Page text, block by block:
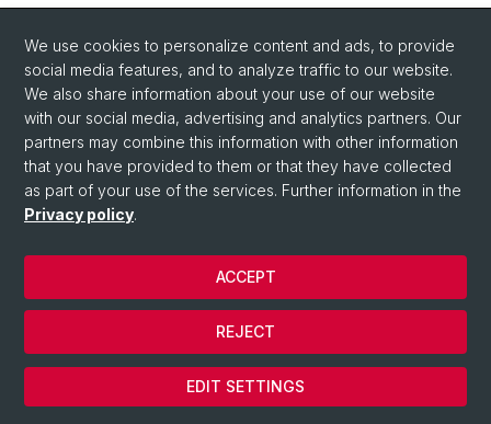
Back
© Università di Basilea
We use cookies to personalize content and ads, to provide
social media features, and to analyze traffic to our website.
We also share information about your use of our website
with our social media, advertising and analytics partners. Our
partners may combine this information with other information
that you have provided to them or that they have collected
as part of your use of the services. Further information in the
Privacy policy.
EDIT SETTINGS
REJECT
ACCEPT